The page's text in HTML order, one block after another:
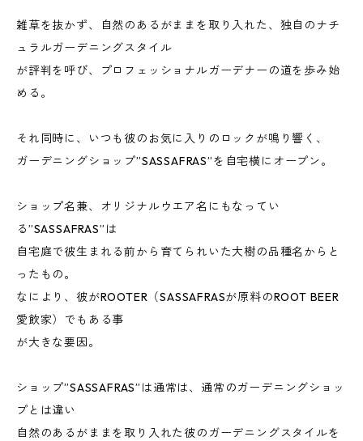
雑草を抜かず、自然のあるがままを取り入れた、独自のナチ
ュラルガーデニングスタイル
が評判を呼び、プロフェッショナルガーデナーの道を歩み始
める。
それ同時に、いつも彼のお気に入りのロックが鳴り響く、
ガーデニングショップ”SASSAFRAS”を自宅横にオープン。
ショップ名兼、オリジナルウエア名にもなってい
る”SASSAFRAS”は
自宅庭で彼生まれる前から育てられいた大樹の品種名からと
ったもの。
なにより、彼がROOTER（SASSAFRASが原料のROOT BEER
愛飲家）でもある事
が大きな要因。
ショップ”SASSAFRAS”は通常は、通常のガーデニングショッ
プとは違い
自然のあるがままを取り入れた彼のガーデニングスタイルを